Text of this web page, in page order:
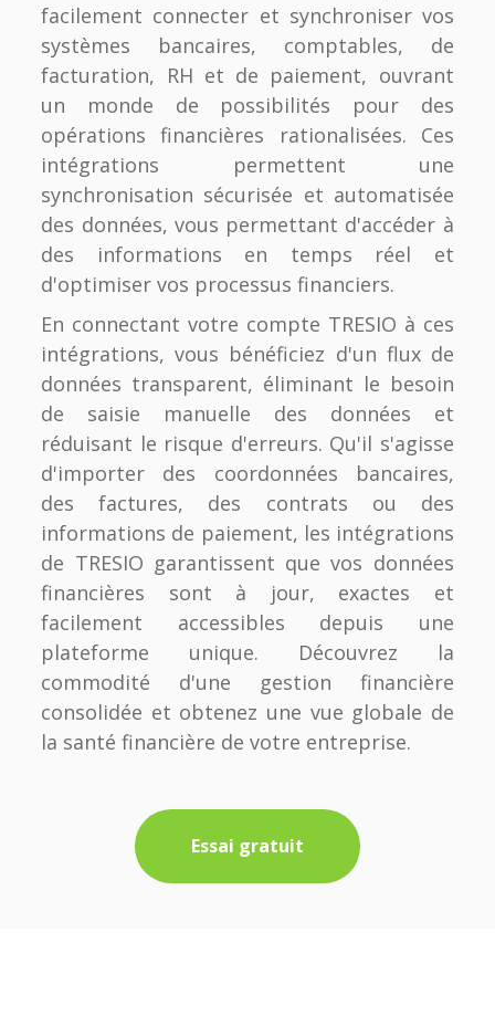
facilement connecter et synchroniser vos
systèmes bancaires, comptables, de
facturation, RH et de paiement, ouvrant
un monde de possibilités pour des
opérations financières rationalisées. Ces
intégrations permettent une
synchronisation sécurisée et automatisée
des données, vous permettant d'accéder à
des informations en temps réel et
d'optimiser vos processus financiers.
En connectant votre compte TRESIO à ces
intégrations, vous bénéficiez d'un flux de
données transparent, éliminant le besoin
de saisie manuelle des données et
réduisant le risque d'erreurs. Qu'il s'agisse
d'importer des coordonnées bancaires,
des factures, des contrats ou des
informations de paiement, les intégrations
de TRESIO garantissent que vos données
financières sont à jour, exactes et
facilement accessibles depuis une
plateforme unique. Découvrez la
commodité d'une gestion financière
consolidée et obtenez une vue globale de
la santé financière de votre entreprise.
Essai gratuit